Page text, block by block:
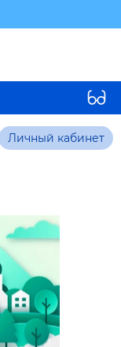
Личный кабинет